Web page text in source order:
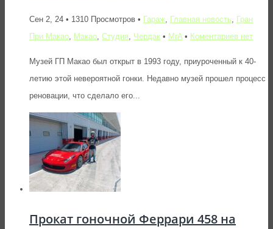
Сен 2, 24 • 1310 Просмотров • Гараж Главная новость
Гран
При Макао Макао Студия Чердак • MrA • Коментариев нет
Музей ГП Макао был открыт в 1993 году, приуроченный к 40-
летию этой невероятной гонки. Недавно музей прошел процесс
реновации, что сделало его...
Прокат гоночной Феррари 458 на